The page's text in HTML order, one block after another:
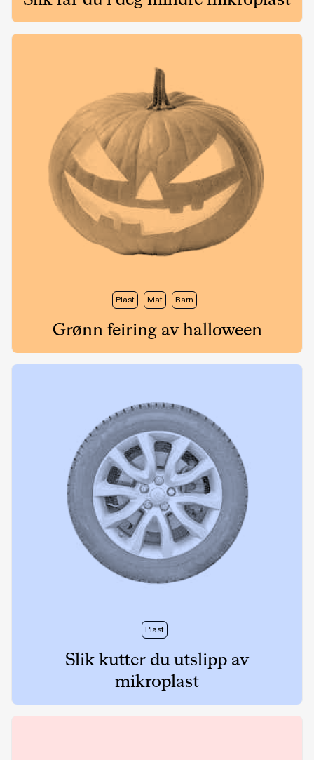
Plast Mat Barn
Grønn feiring av halloween
Plast
Slik kutter du utslipp av
mikroplast